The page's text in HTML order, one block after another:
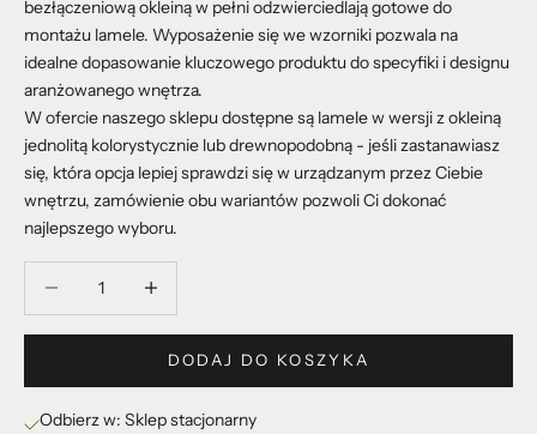
bezłączeniową okleiną w pełni odzwierciedlają gotowe do
montażu lamele. Wyposażenie się we wzorniki pozwala na
idealne dopasowanie kluczowego produktu do specyfiki i designu
aranżowanego wnętrza.
W ofercie naszego sklepu dostępne są lamele w wersji z okleiną
jednolitą kolorystycznie lub drewnopodobną - jeśli zastanawiasz
się, która opcja lepiej sprawdzi się w urządzanym przez Ciebie
wnętrzu, zamówienie obu wariantów pozwoli Ci dokonać
najlepszego wyboru.
DODAJ DO KOSZYKA
Odbierz w: Sklep stacjonarny